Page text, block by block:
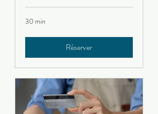
30 min
Réserver